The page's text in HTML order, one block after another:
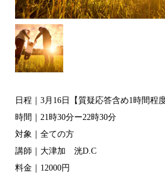
日程｜3月16日【質疑応答含め1時間程
時間｜21時30分ー22時30分
対象｜全ての方
講師｜大津加 洸D.C
料金｜12000円